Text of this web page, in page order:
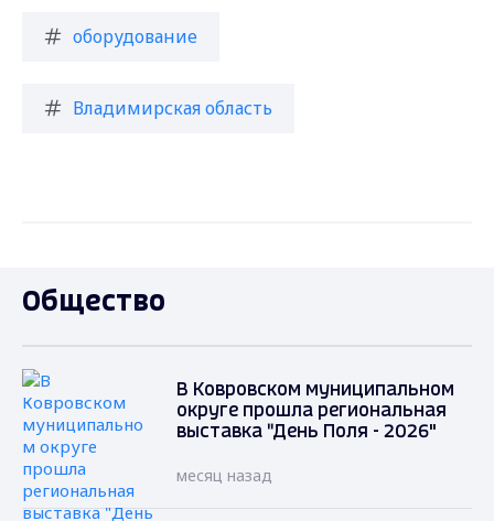
оборудование
Владимирская область
Общество
В Ковровском муниципальном
округе прошла региональная
выставка "День Поля - 2026"
месяц назад